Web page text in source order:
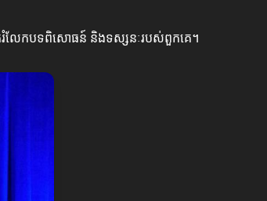
ែករំលែកបទពិសោធន៍ និងទស្សនៈរបស់ពួកគេ។